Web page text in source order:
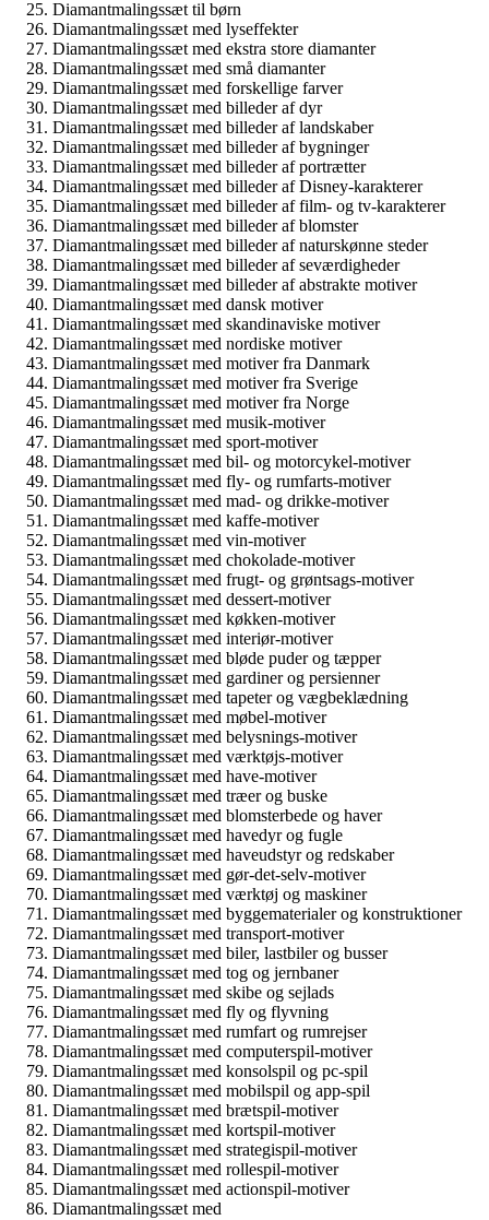
Diamantmalingssæt til børn
Diamantmalingssæt med lyseffekter
Diamantmalingssæt med ekstra store diamanter
Diamantmalingssæt med små diamanter
Diamantmalingssæt med forskellige farver
Diamantmalingssæt med billeder af dyr
Diamantmalingssæt med billeder af landskaber
Diamantmalingssæt med billeder af bygninger
Diamantmalingssæt med billeder af portrætter
Diamantmalingssæt med billeder af Disney-karakterer
Diamantmalingssæt med billeder af film- og tv-karakterer
Diamantmalingssæt med billeder af blomster
Diamantmalingssæt med billeder af naturskønne steder
Diamantmalingssæt med billeder af seværdigheder
Diamantmalingssæt med billeder af abstrakte motiver
Diamantmalingssæt med dansk motiver
Diamantmalingssæt med skandinaviske motiver
Diamantmalingssæt med nordiske motiver
Diamantmalingssæt med motiver fra Danmark
Diamantmalingssæt med motiver fra Sverige
Diamantmalingssæt med motiver fra Norge
Diamantmalingssæt med musik-motiver
Diamantmalingssæt med sport-motiver
Diamantmalingssæt med bil- og motorcykel-motiver
Diamantmalingssæt med fly- og rumfarts-motiver
Diamantmalingssæt med mad- og drikke-motiver
Diamantmalingssæt med kaffe-motiver
Diamantmalingssæt med vin-motiver
Diamantmalingssæt med chokolade-motiver
Diamantmalingssæt med frugt- og grøntsags-motiver
Diamantmalingssæt med dessert-motiver
Diamantmalingssæt med køkken-motiver
Diamantmalingssæt med interiør-motiver
Diamantmalingssæt med bløde puder og tæpper
Diamantmalingssæt med gardiner og persienner
Diamantmalingssæt med tapeter og vægbeklædning
Diamantmalingssæt med møbel-motiver
Diamantmalingssæt med belysnings-motiver
Diamantmalingssæt med værktøjs-motiver
Diamantmalingssæt med have-motiver
Diamantmalingssæt med træer og buske
Diamantmalingssæt med blomsterbede og haver
Diamantmalingssæt med havedyr og fugle
Diamantmalingssæt med haveudstyr og redskaber
Diamantmalingssæt med gør-det-selv-motiver
Diamantmalingssæt med værktøj og maskiner
Diamantmalingssæt med byggematerialer og konstruktioner
Diamantmalingssæt med transport-motiver
Diamantmalingssæt med biler, lastbiler og busser
Diamantmalingssæt med tog og jernbaner
Diamantmalingssæt med skibe og sejlads
Diamantmalingssæt med fly og flyvning
Diamantmalingssæt med rumfart og rumrejser
Diamantmalingssæt med computerspil-motiver
Diamantmalingssæt med konsolspil og pc-spil
Diamantmalingssæt med mobilspil og app-spil
Diamantmalingssæt med brætspil-motiver
Diamantmalingssæt med kortspil-motiver
Diamantmalingssæt med strategispil-motiver
Diamantmalingssæt med rollespil-motiver
Diamantmalingssæt med actionspil-motiver
Diamantmalingssæt med